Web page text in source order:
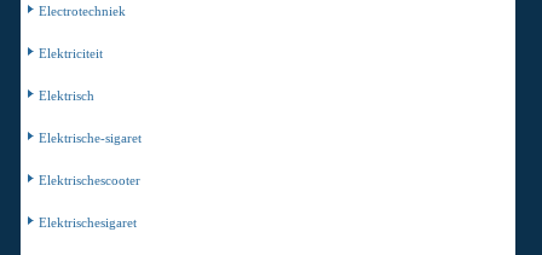
Electrotechniek
Elektriciteit
Elektrisch
Elektrische-sigaret
Elektrischescooter
Elektrischesigaret